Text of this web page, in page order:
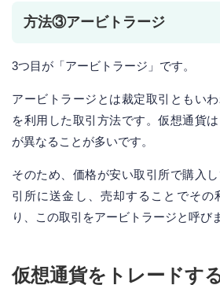
方法③アービトラージ
3つ目が「アービトラージ」です。
アービトラージとは裁定取引ともい
を利用した取引方法です。仮想通貨
が異なることが多いです。
そのため、価格が安い取引所で購入
引所に送金し、売却することでその
り、この取引をアービトラージと呼び
仮想通貨をトレードす